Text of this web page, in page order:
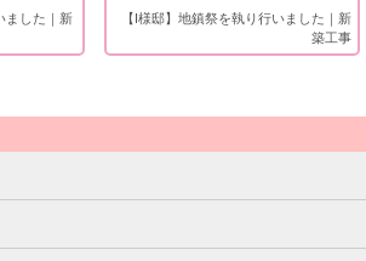
ました｜新
【I様邸】地鎮祭を執り行いました｜新
築工事